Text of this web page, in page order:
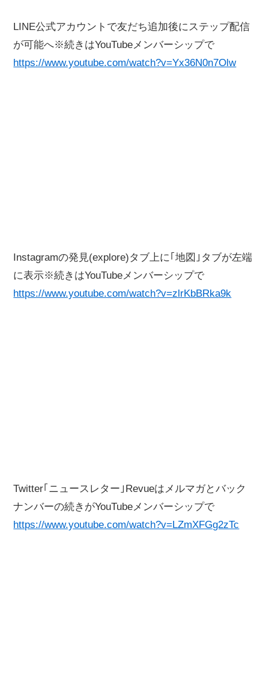
LINE公式アカウントで友だち追加後にステップ配信
が可能へ※続きはYouTubeメンバーシップで
https://www.youtube.com/watch?v=Yx36N0n7Olw
Instagramの発見(explore)タブ上に｢地図｣タブが左端
に表示※続きはYouTubeメンバーシップで
https://www.youtube.com/watch?v=zlrKbBRka9k
Twitter｢ニュースレター｣Revueはメルマガとバック
ナンバーの続きがYouTubeメンバーシップで
https://www.youtube.com/watch?v=LZmXFGg2zTc